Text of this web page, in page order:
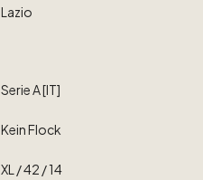
Lazio
SerieA[IT]
KeinFlock
XL ​/​42 ​/​14